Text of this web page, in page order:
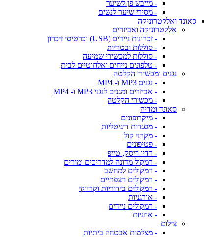
- מייבש פן לשיער
- מסירי שיער לנשים
סאונד ואלקטרוניקה
אלקטרוניקה ואביזרים
- זכרונות ניידים (USB) וכרטיסי זיכרון
- סוללות ובטריות
- סוללות למכשירי שמיעה
- טלפונים נייחים ואלחוטיים לבית
נגנים ומכשירי הקלטה
- נגנים MP3 ו- MP4
- אביזרים ומגנים לנגני MP3 ו- MP4
- מכשירי הקלטה
סאונד ומדיה
- מיקרופונים
- מסגרות דיגיטליות
- מקרני קול
- פטיפונים
- רדיו דיסק, טייפ
- רמקול מדונה למדריכים ומורים
- רמקולים למחשב
- רמקולים רצפתיים
- רמקולים בידוריות וקריוקי
- אורגניות
- רמקולים ניידים
- אוזניות
צילום
- מצלמות אבטחה ביתיות